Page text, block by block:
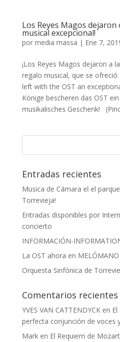
Los Reyes Magos dejaron
musical excepcional!
por media massa | Ene 7,
¡Los Reyes Magos dejaron a
regalo musical, que se ofreció
left with the OST an
Könige bescheren das OST
musikalisches Geschenk!
Entradas recientes
Musica de Cámara el el
Torrevieja!
Entradas disponibles por
concierto
INFORMACIÓN-
La OST ahora en
Orquesta Sinfónica de
Comentarios recientes
YVES VAN CATTENDYCKen
perfecta conjunción de voces
Marken El Requiem de